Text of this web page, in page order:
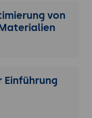
von
Einführung